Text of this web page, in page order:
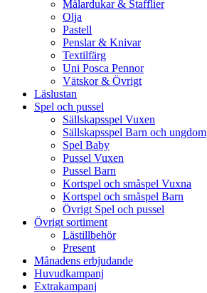
Målardukar & Stafflier
Olja
Pastell
Penslar & Knivar
Textilfärg
Uni Posca Pennor
Vätskor & Övrigt
Läslustan
Spel och pussel
Sällskapsspel Vuxen
Sällskapsspel Barn och ungdom
Spel Baby
Pussel Vuxen
Pussel Barn
Kortspel och småspel Vuxna
Kortspel och småspel Barn
Övrigt Spel och pussel
Övrigt sortiment
Lästillbehör
Present
Månadens erbjudande
Huvudkampanj
Extrakampanj